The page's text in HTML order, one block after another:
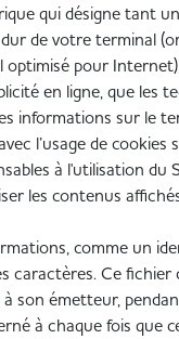
qui désigne tant
de votre terminal
pour
en ligne, que les
informations sur le
l’usage de cookies
à l'utilisation du
les contenus
comme un
caractères. Ce fichier
son émetteur,
à chaque fois que